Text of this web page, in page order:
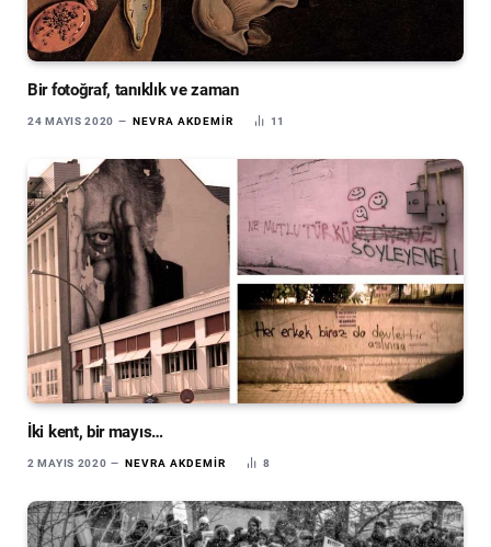
Bir fotoğraf, tanıklık ve zaman
24 MAYIS 2020 NEVRA AKDEMIR 11
İki kent, bir mayıs…
2 MAYIS 2020 NEVRA AKDEMIR 8